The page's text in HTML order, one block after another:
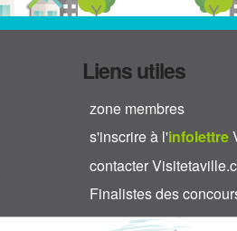
Liens utiles
zone membres
s'inscrire à l'infolettre
contacter
Finalistes des